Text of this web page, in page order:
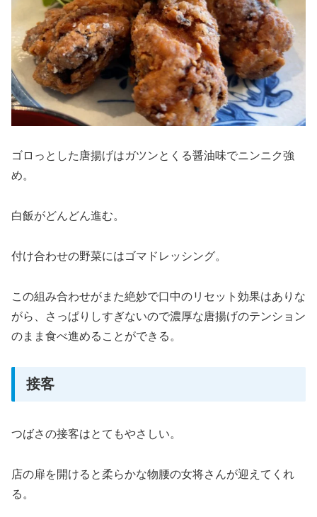
ゴロっとした唐揚げはガツンとくる醤油味でニンニク強
め。
白飯がどんどん進む。
付け合わせの野菜にはゴマドレッシング。
この組み合わせがまた絶妙で口中のリセット効果はありな
がら、さっぱりしすぎないので濃厚な唐揚げのテンション
のまま食べ進めることができる。
接客
つばさの接客はとてもやさしい。
店の扉を開けると柔らかな物腰の女将さんが迎えてくれ
る。